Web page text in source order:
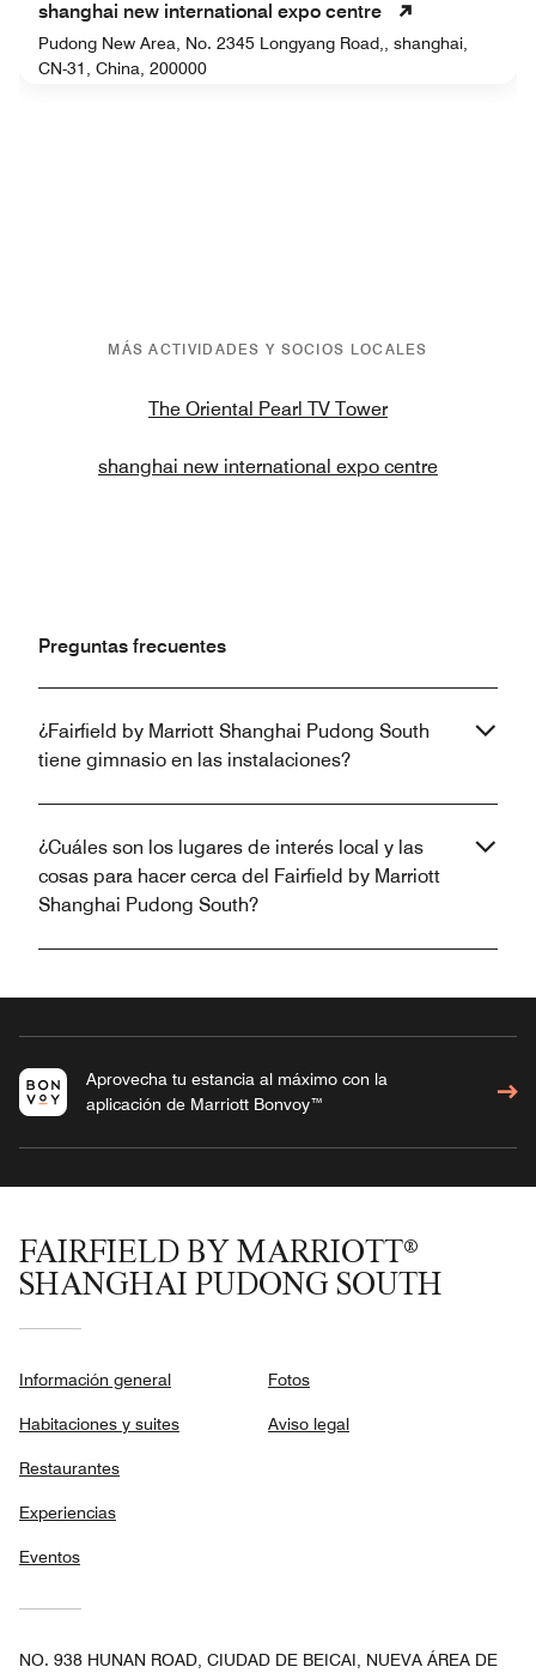
shanghai new international expo centre
Pudong New Area, No. 2345 Longyang Road,, shanghai,
CN-31, China, 200000
MÁS ACTIVIDADES Y SOCIOS LOCALES
The Oriental Pearl TV Tower
shanghai new international expo centre
Preguntas frecuentes
¿Fairfield by Marriott Shanghai Pudong South
tiene gimnasio en las instalaciones?
¿Cuáles son los lugares de interés local y las
cosas para hacer cerca del Fairfield by Marriott
Shanghai Pudong South?
Aprovecha tu estancia al máximo con la
aplicación de Marriott Bonvoy™
FAIRFIELD BY MARRIOTT®
SHANGHAI PUDONG SOUTH
Información general
Habitaciones y suites
Restaurantes
Experiencias
Eventos
Fotos
Aviso legal
NO. 938 HUNAN ROAD, CIUDAD DE BEICAI, NUEVA ÁREA DE